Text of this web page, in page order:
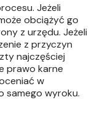
Jeżeli
obciążyć go
z urzędu. Jeżeli
z przyczyn
najczęściej
prawo karne
w
samego wyroku.